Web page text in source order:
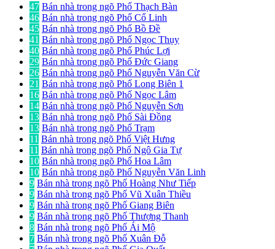
47 Bán nhà trong ngõ Phố Thạch Bàn
46 Bán nhà trong ngõ Phố Cổ Linh
45 Bán nhà trong ngõ Phố Bồ Đề
41 Bán nhà trong ngõ Phố Ngọc Thụy
40 Bán nhà trong ngõ Phố Phúc Lợi
29 Bán nhà trong ngõ Phố Đức Giang
26 Bán nhà trong ngõ Phố Nguyễn Văn Cừ
21 Bán nhà trong ngõ Phố Long Biên 1
16 Bán nhà trong ngõ Phố Ngọc Lâm
14 Bán nhà trong ngõ Phố Nguyễn Sơn
13 Bán nhà trong ngõ Phố Sài Đồng
13 Bán nhà trong ngõ Phố Trạm
11 Bán nhà trong ngõ Phố Việt Hưng
11 Bán nhà trong ngõ Phố Ngô Gia Tự
10 Bán nhà trong ngõ Phố Hoa Lâm
10 Bán nhà trong ngõ Phố Nguyễn Văn Linh
9 Bán nhà trong ngõ Phố Hoàng Như Tiếp
9 Bán nhà trong ngõ Phố Vũ Xuân Thiều
9 Bán nhà trong ngõ Phố Giang Biên
9 Bán nhà trong ngõ Phố Thượng Thanh
8 Bán nhà trong ngõ Phố Ái Mộ
7 Bán nhà trong ngõ Phố Xuân Đỗ